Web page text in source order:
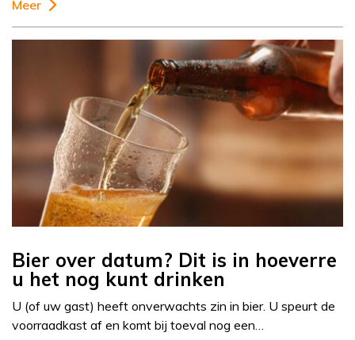
Meer
Bier over datum? Dit is in hoeverre
u het nog kunt drinken
U (of uw gast) heeft onverwachts zin in bier. U speurt de
voorraadkast af en komt bij toeval nog een…